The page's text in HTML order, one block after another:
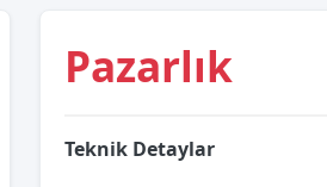
Pazarlık
Teknik Detaylar